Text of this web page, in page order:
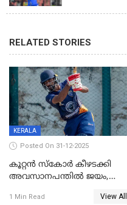
RELATED STORIES
KERALA
Posted On 31-12-2025
കൂറ്റൻ സ്കോർ കീഴടക്കി
അവസാനപന്തിൽ ജയം,
1 Min Read View All